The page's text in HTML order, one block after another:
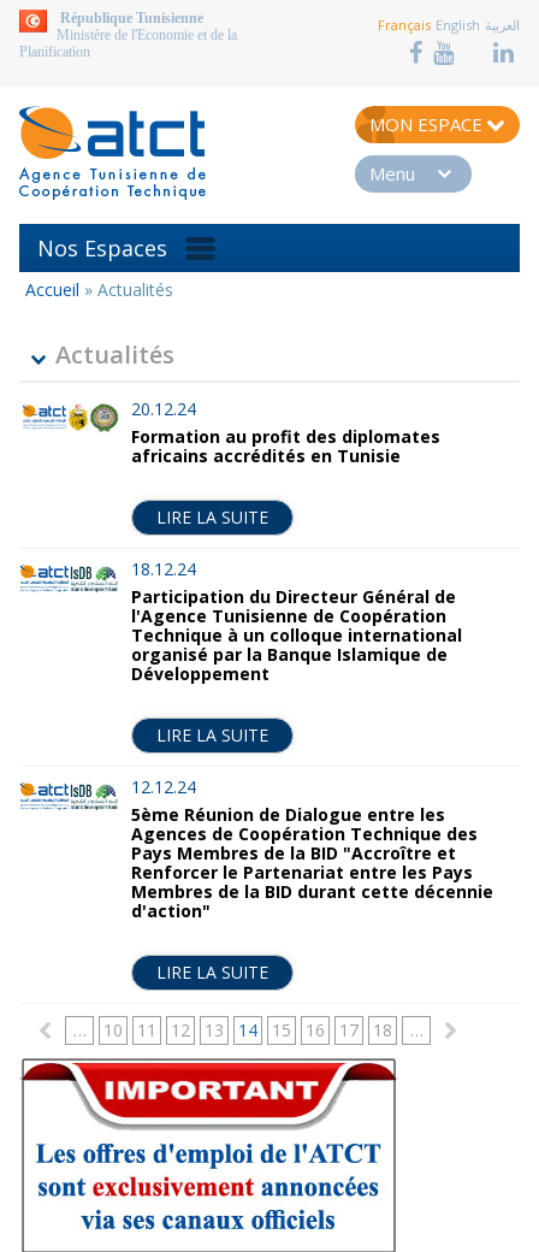
aller au contenu
République Tunisienne
Ministère de l'Economie et de la
Planification
Français English العربية
MON ESPACE
Menu
Nos Espaces
Vous
Accueil » Actualités
Actualités
20.12.24
Formation au profit des diplomates
africains accrédités en Tunisie
LIRE LA SUITE
18.12.24
Participation du Directeur Général de
l'Agence Tunisienne de Coopération
Technique à un colloque international
organisé par la Banque Islamique de
Développement
LIRE LA SUITE
12.12.24
5ème Réunion de Dialogue entre les
Agences de Coopération Technique des
Pays Membres de la BID "Accroître et
Renforcer le Partenariat entre les Pays
Membres de la BID durant cette décennie
d'action"
LIRE LA SUITE
a
g
… 10 11 12 13 14 15 16 17 18 …